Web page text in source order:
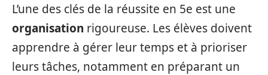
L’une des clés de la réussite en 5e est une
organisation rigoureuse. Les élèves doivent
apprendre à gérer leur temps et à prioriser
leurs tâches, notamment en préparant un